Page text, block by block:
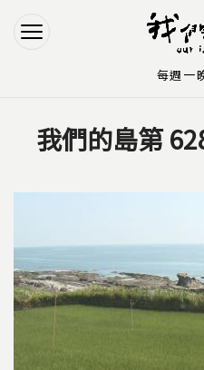
Jump to
Jump to
您在這裡
我們的島第
每週一